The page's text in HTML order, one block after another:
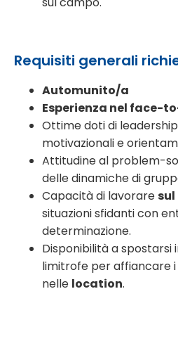
Requisiti generali
Automunito/a
Esperienza nel face-
Ottime doti di
motivazionali e
Attitudine al problem-
delle dinamiche di
Capacità di lavoraresul
situazioni sfidanti con
determinazione.
Disponibilità a spostarsi
limitrofe per affiancare i
nelle location.